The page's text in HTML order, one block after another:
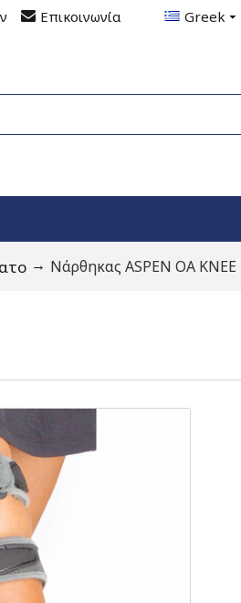
Επικοινωνία Greek
Νάρθηκας ASPEN OA KNEE